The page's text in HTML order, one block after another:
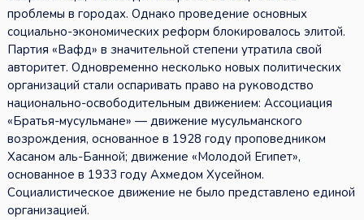
проблемы в городах. Однако проведение основных
социально-экономических реформ блокировалось элитой.
Партия «Вафд» в значительной степени утратила свой
авторитет. Одновременно несколько новых политических
организаций стали оспаривать право на руководство
национально-освободительным движением: Ассоциация
«Братья-мусульмане» — движение мусульманского
возрождения, основанное в 1928 году проповедником
Хасаном аль-Банной; движение «Молодой Египет»,
основанное в 1933 году Ахмедом Хусейном.
Социалистическое движение не было представлено единой
организацией.